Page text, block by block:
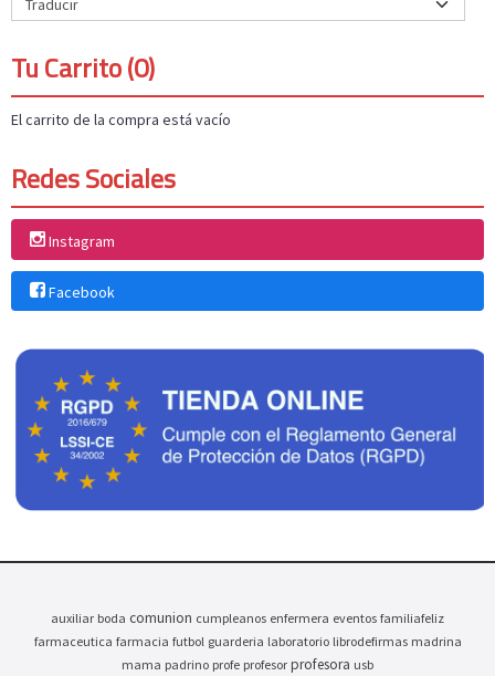
Tu Carrito (0)
El carrito de la compra está vacío
Redes Sociales
Instagram
Facebook
auxiliar boda comunion cumpleanos enfermera eventos familiafeliz
farmaceutica farmacia futbol guarderia laboratorio librodefirmas madrina
mama padrino profe profesor profesora usb